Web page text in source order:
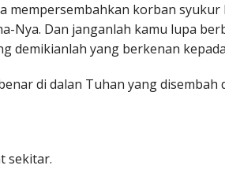
mempersembahkan korban syukur
Nya. Dan janganlah kamu lupa
demikianlah yang berkenan
di dalan Tuhan yang disembah
sekitar.